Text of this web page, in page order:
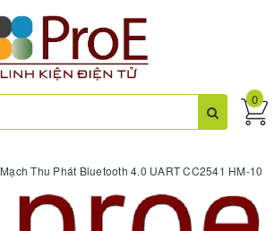
0
Mạch Thu Phát Bluetooth 4.0 UART CC2541 HM-10